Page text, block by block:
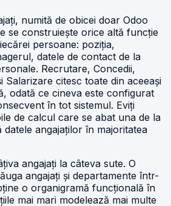
numită de obicei doar Odoo
se construiește orice altă funcție
persoane: poziția,
datele de contact de la
Recrutare, Concedii,
Salarizare citesc toate din aceeași
odată ce cineva este configurat
în tot sistemul. Eviți
de calcul care se abat una de la
datele angajaților în majoritatea
angajați la câteva sute. O
angajați și departamente într-
o organigramă funcțională în
mai mari modelează mai multe